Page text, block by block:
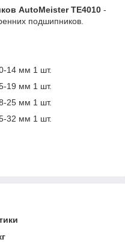
AutoMeister TE4010 -
подшипников.
14 мм 1 шт.
19 мм 1 шт.
25 мм 1 шт.
32 мм 1 шт.